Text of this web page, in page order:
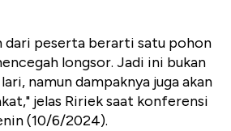
dari peserta berarti satu pohon
longsor. Jadi ini bukan
namun dampaknya juga akan
jelas Ririek saat konferensi
(10/6/2024).